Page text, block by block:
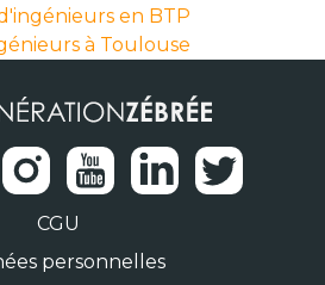
en BTP
à Toulouse
CGU
personnelles